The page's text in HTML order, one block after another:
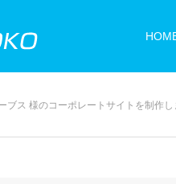
ブス 様のコーポレートサイトを制作